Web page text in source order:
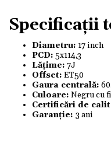
Specificații
Diametru: 17 inch
PCD: 5x114,3
Lățime: 7J
Offset: ET50
Gaura centrală:
Culoare: Negru cu
Certificări de
Garanție: 3 ani